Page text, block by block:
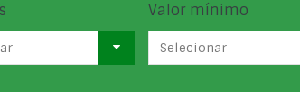
Valor mínimo
Selecionar